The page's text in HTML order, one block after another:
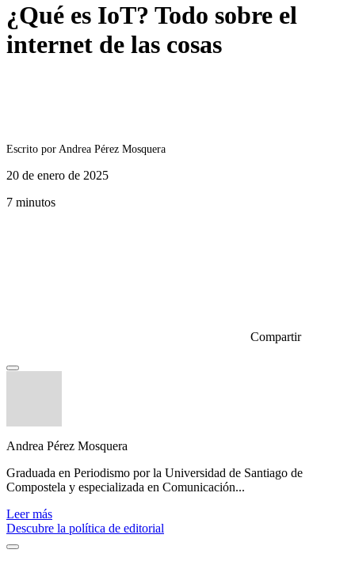
¿Qué es IoT? Todo sobre el
internet de las cosas
Escrito por Andrea Pérez Mosquera
20 de enero de 2025
7 minutos
Compartir
Andrea Pérez Mosquera
Graduada en Periodismo por la Universidad de Santiago de
Compostela y especializada en Comunicación...
Leer más
Descubre la política de editorial